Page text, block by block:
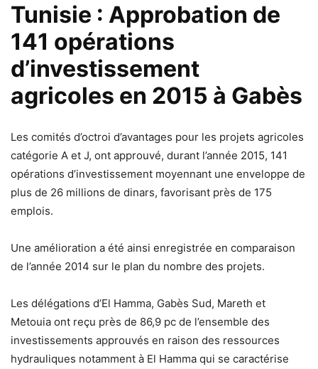
Tunisie : Approbation de
141 opérations
d’investissement
agricoles en 2015 à Gabès
Les comités d’octroi d’avantages pour les projets agricoles
catégorie A et J, ont approuvé, durant l’année 2015, 141
opérations d’investissement moyennant une enveloppe de
plus de 26 millions de dinars, favorisant près de 175
emplois.
Une amélioration a été ainsi enregistrée en comparaison
de l’année 2014 sur le plan du nombre des projets.
Les délégations d’El Hamma, Gabès Sud, Mareth et
Metouia ont reçu près de 86,9 pc de l’ensemble des
investissements approuvés en raison des ressources
hydrauliques notamment à El Hamma qui se caractérise